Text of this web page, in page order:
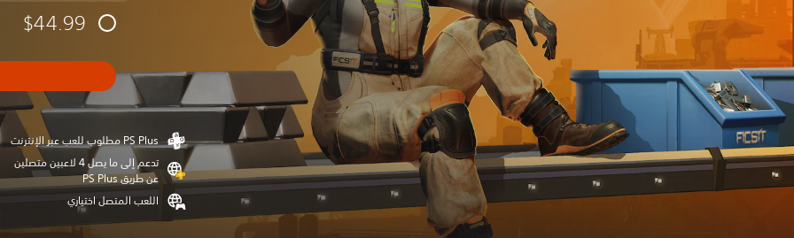
$44.99
تدعم إلى ما يصل 4 لاعبين متصلين
عن طريق PS Plus‏
اللعب المتصل اختياري